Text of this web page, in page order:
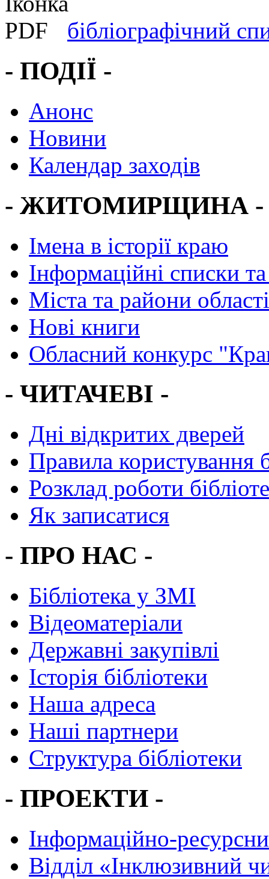
бібліографічний
- ПОДІЇ -
Анонс
Новини
Календар заходів
- ЖИТОМИРЩИНА -
Імена в історії краю
Інформаційні списки
Міста та райони області
Нові книги
Обласний конкурс
- ЧИТАЧЕВІ -
Дні відкритих дверей
Правила користування
Розклад роботи
Як записатися
- ПРО НАС -
Бібліотека у ЗМІ
Відеоматеріали
Державні закупівлі
Історія бібліотеки
Наша адреса
Наші партнери
Структура бібліотеки
- ПРОЕКТИ -
Інформаційно-
Вiддiл «Інклюзивний